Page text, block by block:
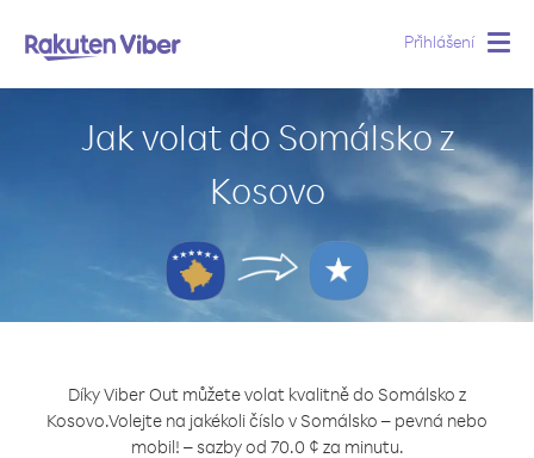
Přihlášení
Jak volat do Somálsko z
Kosovo
Díky Viber Out můžete volat kvalitně do Somálsko z
Kosovo.Volejte na jakékoli číslo v Somálsko – pevná nebo
mobil! – sazby od 70.0 ¢ za minutu.